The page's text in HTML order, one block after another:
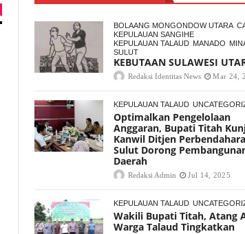
BOLAANG MONGONDOW UTARA
KEPULAUAN SANGIHE
KEPULAUAN TALAUD MANADO
SULUT
KEBUTAAN SULAWESI
Redaksi Identitas News Mar 24,
KEPULAUAN TALAUD
Optimalkan Pengelolaan
Anggaran, Bupati Titah
Kanwil Ditjen
Sulut Dorong
Daerah
Redaksi Admin Jul 14, 2025
KEPULAUAN TALAUD
Wakili Bupati Titah, Atang
Warga Talaud Tingkatkan